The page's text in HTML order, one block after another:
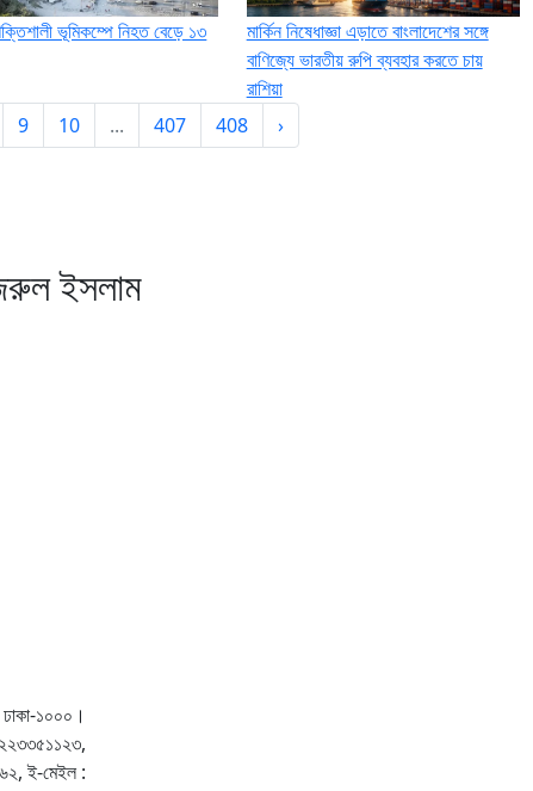
ভূমিকম্পে নিহত বেড়ে ১৩
মার্কিন নিষেধাজ্ঞা এড়াতে বাংলাদেশের সঙ্গে
বাণিজ্যে ভারতীয় রুপি ব্যবহার করতে চায়
রাশিয়া
9 10 ... 407 408 ›
ইসলাম
১০০০।
ই-মেইল :